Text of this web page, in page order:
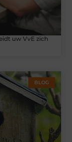
uw VvE zich
BLOG